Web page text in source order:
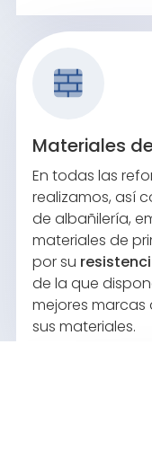
Materiales
En todas las
realizamos, así
de albañilería,
materiales de
por su
de la que
mejores marcas
sus materiales.